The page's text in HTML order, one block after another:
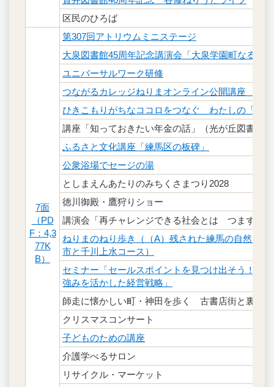
区民のひろば
7面
（PD
F：4,3
77K
B）
第307回アトリウムミニステージ
大泉図書館45周年記念講演会「大泉学園町なるほ
ユニバーサルワーク研修
つながるカレッジねりまオンライン公開講座 ゲ
ひきこもりがちなココロをつなぐ わたしの「こ
講座「知っておきたい年金の話」（光が丘図書館
ふるさと文化講座「練馬区の板碑」
公衆浴場でセージの湯
としまえんあたりのみちくさまつり2028
徳川御殿・鷹狩りショー
講演会「再チャレンジできる社会とは つまずい
ねりまのねり歩き（（A）残された練馬の自然を
市と千川上水コース）
セミナー「セールスポイントを見つけ出そう！お
強みを活かした経営戦略」
師走に懐かしい町・神田を歩く 古書店街と裏通り
クリスマスコンサート
子どものための講座
介護学べるサロン
リサイクル・マーケット